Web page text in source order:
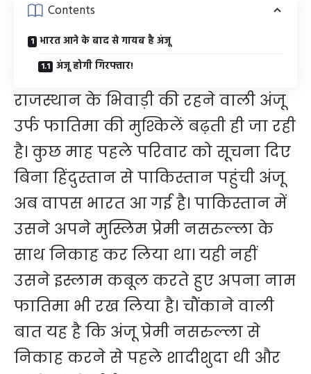
Contents
भारत आने के बाद से गायब है अंजू
अंजू होगी गिरफ्तार!
राजस्थान के भिवाड़ी की रहने वाली अंजू
उर्फ फातिमा की मुश्किलें बढ़ती ही जा रही
है। कुछ माह पहले परिवार को सूचना दिए
बिना हिंदुस्तान से पाकिस्तान पहुंची अंजू
अब वापस भारत आ गई है। पाकिस्तान में
उसने अपने मुस्लिम प्रेमी नसरुल्ला के
साथ निकाह कर लिया था। यही नहीं
उसने इस्लाम कबूल करते हुए अपना नाम
फातिमा भी रख लिया है। चौंकाने वाली
बात यह है कि अंजू प्रेमी नसरुल्ला से
निकाह करने से पहले शादीशुदा थी और